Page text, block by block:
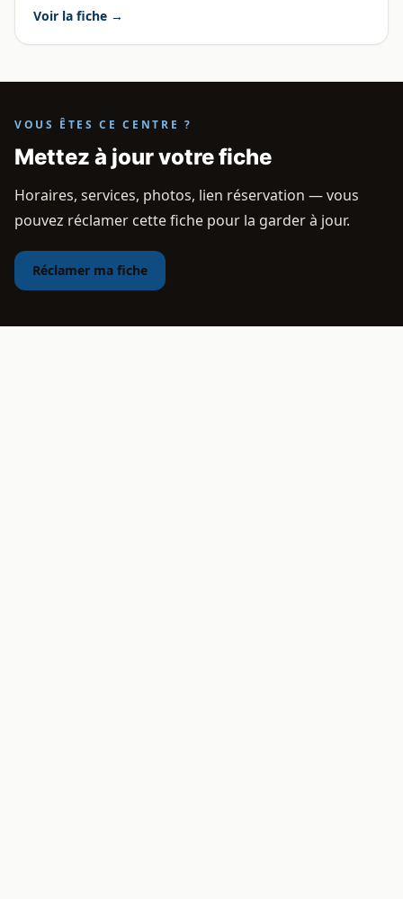
Voir la fiche →
VOUS ÊTES CE CENTRE ?
Mettez à jour votre fiche
Horaires, services, photos, lien réservation — vous
pouvez réclamer cette fiche pour la garder à jour.
Réclamer ma fiche